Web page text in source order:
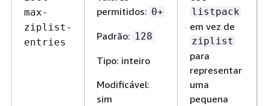
max-
ziplist-
entries
permitidos: 0+
Padrão: 128
Tipo: inteiro
Modificável:
sim
listpack
em vez de
ziplist
para
representar
uma
pequena